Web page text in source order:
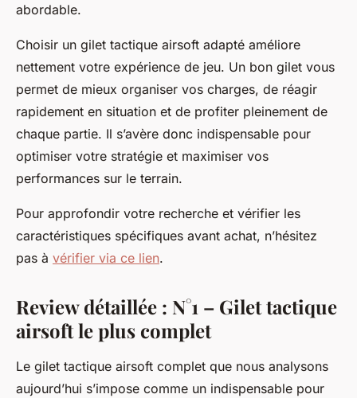
abordable.
Choisir un gilet tactique airsoft adapté améliore
nettement votre expérience de jeu. Un bon gilet vous
permet de mieux organiser vos charges, de réagir
rapidement en situation et de profiter pleinement de
chaque partie. Il s’avère donc indispensable pour
optimiser votre stratégie et maximiser vos
performances sur le terrain.
Pour approfondir votre recherche et vérifier les
caractéristiques spécifiques avant achat, n’hésitez
pas à vérifier via ce lien.
Review détaillée : N°1 – Gilet tactique
airsoft le plus complet
Le gilet tactique airsoft complet que nous analysons
aujourd’hui s’impose comme un indispensable pour